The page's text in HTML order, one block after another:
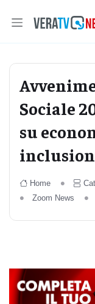
Sociale
su
Home
Zoom News